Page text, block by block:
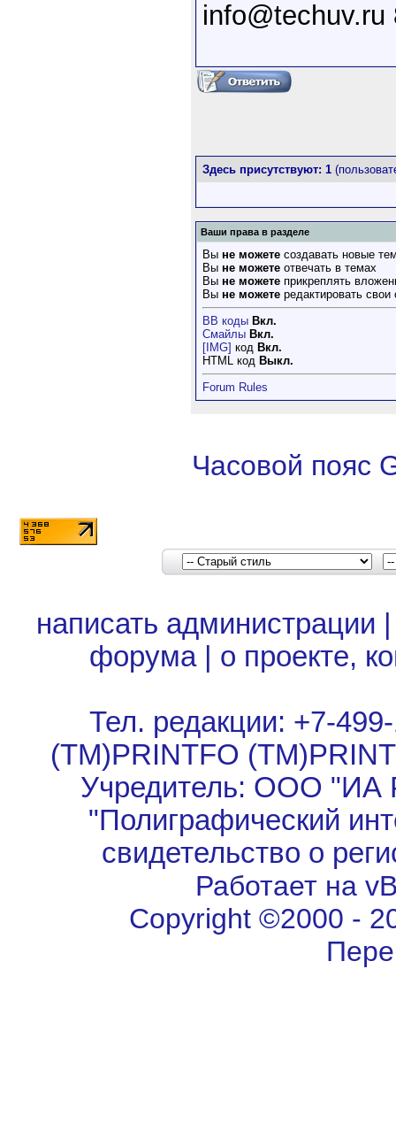
Здесь присутствуют: 1
Ваши права в разделе
Вы не можете создавать новые
Вы не можете отвечать в темах
Вы не можете прикреплять
Вы не можете редактировать
BB коды Вкл.
Смайлы Вкл.
[IMG] код Вкл.
HTML код Выкл.
Forum Rules
Часовой пояс
написать администрации
форума| о проекте,
Тел. редакции: +7-
(TM)PRINTFO
Учредитель: ООО "ИА
"Полиграфический
свидетельство о
Работает на
Copyright ©2000 -